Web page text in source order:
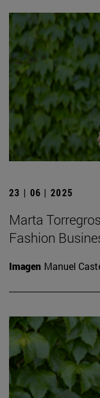
23 | 06 | 2025
Marta
Fashion
Imagen Manuel